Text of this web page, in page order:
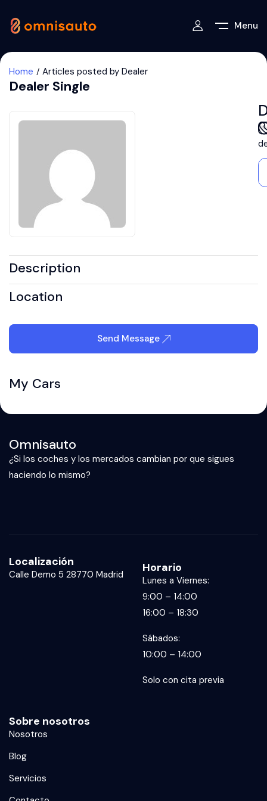
Menu
Home Articles posted by Dealer
Dealer Single
Description
Location
Send Message
My Cars
Omnisauto
¿Si los coches y los mercados cambian por que sigues
haciendo lo mismo?
Localización
Calle Demo 5 28770 Madrid Horario
Lunes a Viernes:
9:00 – 14:00
16:00 – 18:30
Sábados:
10:00 – 14:00
Solo con cita previa
Sobre nosotros
Nosotros
Blog
Servicios